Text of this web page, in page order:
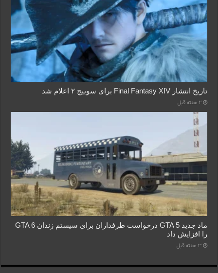
تاریخ انتشار Final Fantasy XIV برای سوییچ ۲ اعلام شد
2 هفته قبل
ماد جدید GTA 5 درخواست طرفداران برای سیستم زندان GTA 6
را افزایش داد
3 هفته قبل